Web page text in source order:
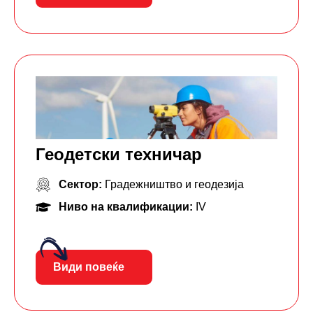
Геодетски техничар
Сектор: Градежништво и геодезија
Ниво на квалификации: IV
Види повеќе